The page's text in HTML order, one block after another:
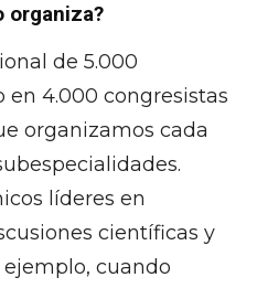
organiza?
de 5.000
4.000 congresistas
organizamos cada
líderes en
científicas y
ejemplo, cuando